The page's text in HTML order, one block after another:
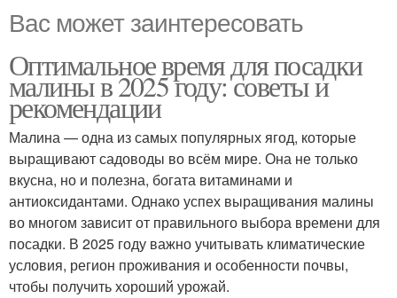
Вас может заинтересовать
Оптимальное время для посадки
малины в 2025 году: советы и
рекомендации
Малина — одна из самых популярных ягод, которые
выращивают садоводы во всём мире. Она не только
вкусна, но и полезна, богата витаминами и
антиоксидантами. Однако успех выращивания малины
во многом зависит от правильного выбора времени для
посадки. В 2025 году важно учитывать климатические
условия, регион проживания и особенности почвы,
чтобы получить хороший урожай.